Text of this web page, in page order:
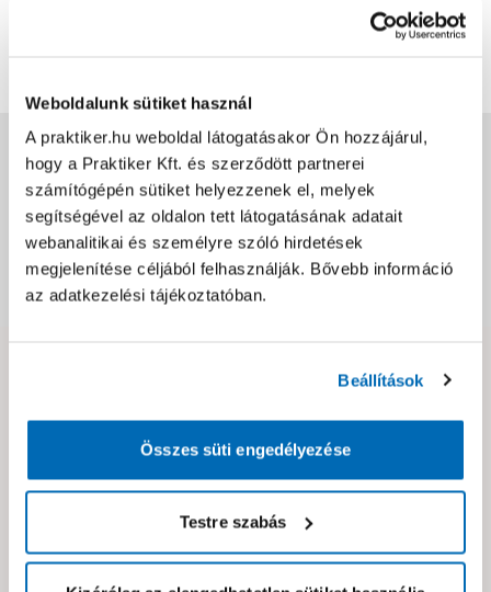
Weboldalunk sütiket használ
A praktiker.hu weboldal látogatásakor Ön hozzájárul,
hogy a Praktiker Kft. és szerződött partnerei
számítógépén sütiket helyezzenek el, melyek
segítségével az oldalon tett látogatásának adatait
webanalitikai és személyre szóló hirdetések
megjelenítése céljából felhasználják. Bővebb információ
az adatkezelési tájékoztatóban.
Beállítások
Összes süti engedélyezése
Testre szabás
Jótállás, szavatosság
Csomagolási és súly információk
Dokumentumok, felelős személy
Hibát találtál az oldalon vagy a termék leírásában?
Neked ajánljuk!